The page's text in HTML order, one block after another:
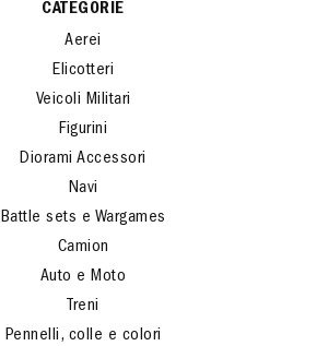
CATEGORIE
Aerei
Elicotteri
Veicoli Militari
Figurini
Diorami Accessori
Navi
Battle sets e Wargames
Camion
Auto e Moto
Treni
Pennelli, colle e colori